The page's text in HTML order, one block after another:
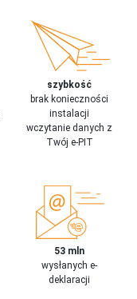
szybkość
brak konieczności
instalacji
wczytanie danych z
Twój e-PIT
53 mln
wysłanych e-
deklaracji